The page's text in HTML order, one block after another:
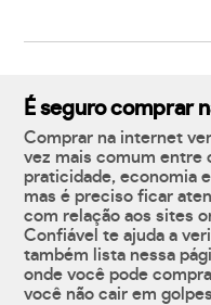
É seguro comprar
Comprar na internet
vez mais comum entre
praticidade, economia
mas é preciso ficar
com relação aos sites
Confiável te ajuda a
também lista nessa
onde você pode
você não cair em